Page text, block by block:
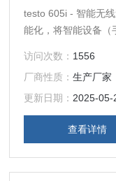
testo 605i - 智能无
能化，将智能设备（
访问次数： 1556
厂商性质：生产厂家
更新日期： 2025-05-
查看详情